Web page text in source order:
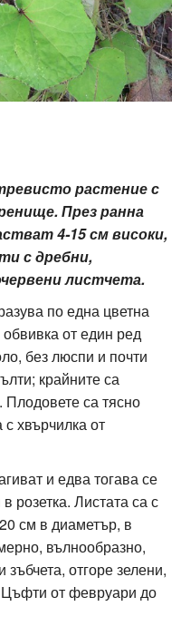
растение с
През ранна
4-15 см високи,
с дребни,
листчета.
по една цветна
от един ред
без люспи и почти
крайните са
Плодовете са тясно
хвърчилка от
и едва тогава се
розетка. Листата са с
см в диаметър, в
вълнообразно,
отгоре зелени,
Цъфти от февруари до